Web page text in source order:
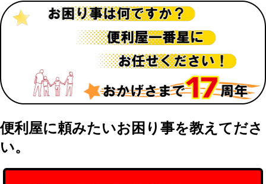
便利屋に頼みたいお困り事を教えてださ
い。